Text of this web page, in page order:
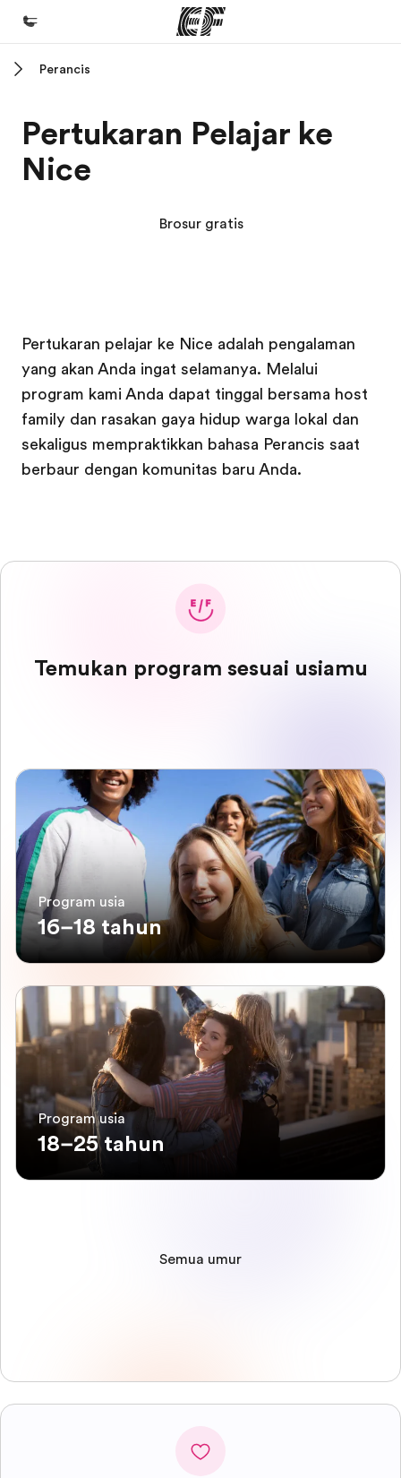
Daftar program
Lihat semua program
Karir
Bergabung dengan tim kami
Perancis
Pertukaran Pelajar ke
Nice
Brosur gratis
Pertukaran pelajar ke Nice adalah pengalaman
yang akan Anda ingat selamanya. Melalui
program kami Anda dapat tinggal bersama host
family dan rasakan gaya hidup warga lokal dan
sekaligus mempraktikkan bahasa Perancis saat
berbaur dengan komunitas baru Anda.
Temukan program sesuai usiamu
Program usia
16–18 tahun
Program usia
18–25 tahun
Semua umur